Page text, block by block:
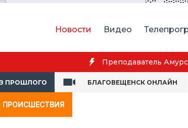
Новости Видео
Амурская спортсменка
ПРОШЛОГО БЛАГОВЕЩЕНСК ОНЛАЙН
ПРОИСШЕСТВИЯ